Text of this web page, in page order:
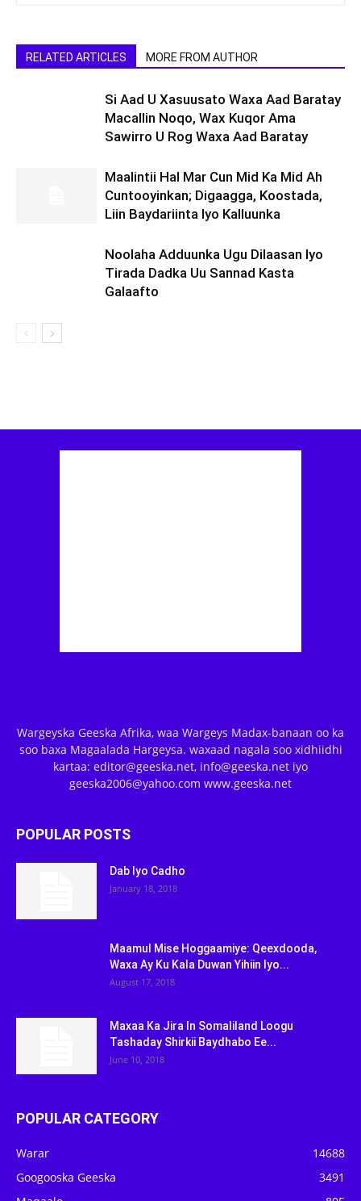
RELATED ARTICLES MORE FROM AUTHOR
Si Aad U Xasuusato Waxa Aad Baratay
Macallin Noqo, Wax Kuqor Ama
Sawirro U Rog Waxa Aad Baratay
Maalintii Hal Mar Cun Mid Ka Mid Ah
Cuntooyinkan; Digaagga, Koostada,
Liin Baydariinta Iyo Kalluunka
Noolaha Adduunka Ugu Dilaasan Iyo
Tirada Dadka Uu Sannad Kasta
Galaafto
Wargeyska Geeska Afrika, waa Wargeys Madax-banaan oo ka
soo baxa Magaalada Hargeysa. waxaad nagala soo xidhiidhi
kartaa: editor@geeska.net, info@geeska.net iyo
geeska2006@yahoo.com www.geeska.net
POPULAR POSTS
Dab Iyo Cadho
January 18, 2018
Maamul Mise Hoggaamiye: Qeexdooda,
Waxa Ay Ku Kala Duwan Yihiin Iyo...
August 17, 2018
Maxaa Ka Jira In Somaliland Loogu
Tashaday Shirkii Baydhabo Ee...
June 10, 2018
POPULAR CATEGORY
Warar
14688
Googooska Geeska
3491